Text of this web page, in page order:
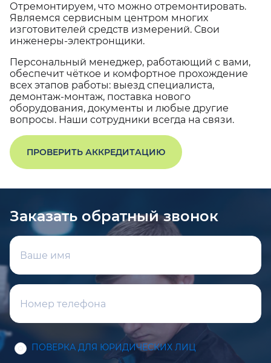
Отремонтируем, что можно отремонтировать.
Являемся сервисным центром многих
изготовителей средств измерений. Свои
инженеры-электронщики.
Персональный менеджер, работающий с вами,
обеспечит чёткое и комфортное прохождение
всех этапов работы: выезд специалиста,
демонтаж-монтаж, поставка нового
оборудования, документы и любые другие
вопросы. Наши сотрудники всегда на связи.
ПРОВЕРИТЬ АККРЕДИТАЦИЮ
Заказать обратный звонок
ПОВЕРКА ДЛЯ ЮРИДИЧЕСКИХ ЛИЦ